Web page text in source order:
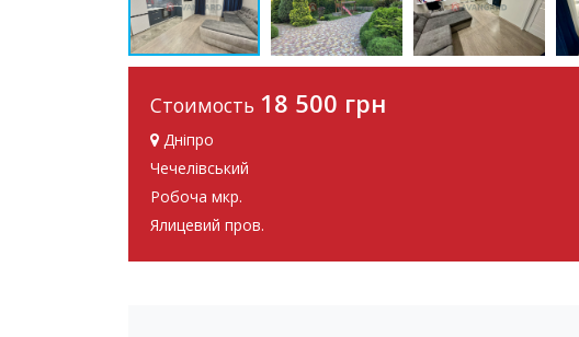
Стоимость 18 500 грн
Дніпро
Чечелівський
Робоча мкр.
Ялицевий пров.